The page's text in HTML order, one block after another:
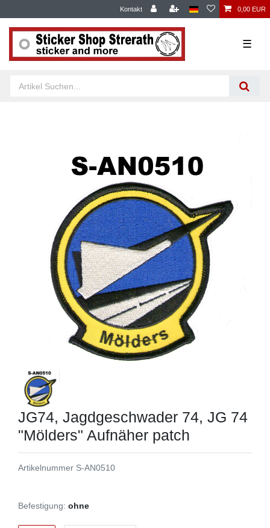
Kontakt 0,00 EUR
☰
JG74, Jagdgeschwader 74, JG 74
"Mölders" Aufnäher patch
Artikelnummer S-AN0510
Befestigung: ohne